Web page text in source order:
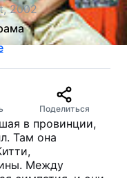
2002
Поделиться
в провинции,
Там она
Между